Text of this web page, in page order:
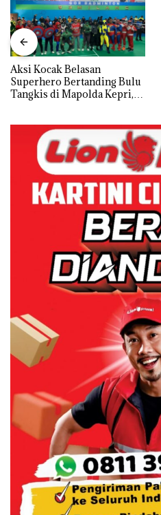
Aksi Kocak Belasan
Superhero Bertanding Bulu
Tangkis di Mapolda Kepri,